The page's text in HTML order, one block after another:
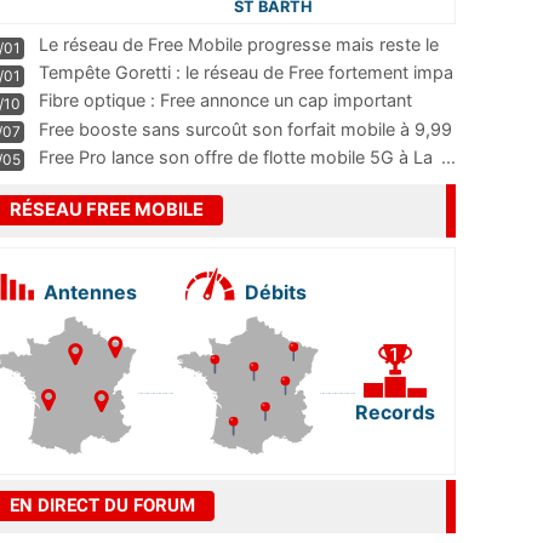
ST BARTH
Le réseau de Free Mobile progresse mais reste le
m
...
Tempête Goretti : le réseau de Free fortement impa
Fibre optique : Free annonce un cap important
pass
...
Free booste sans surcoût son forfait mobile à 9,99
Free Pro lance son offre de flotte mobile 5G à La ...
RÉSEAU FREE MOBILE
Antennes Débits
Records
EN DIRECT DU FORUM